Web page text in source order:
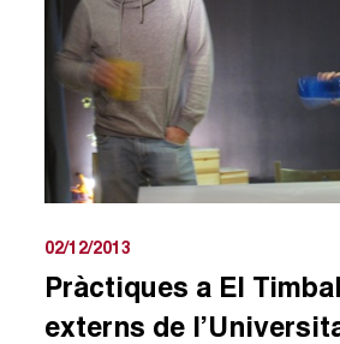
02/12/2013
Pràctiques a El
externs de